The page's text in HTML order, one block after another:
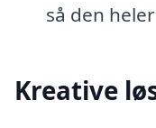
så den
Kreative